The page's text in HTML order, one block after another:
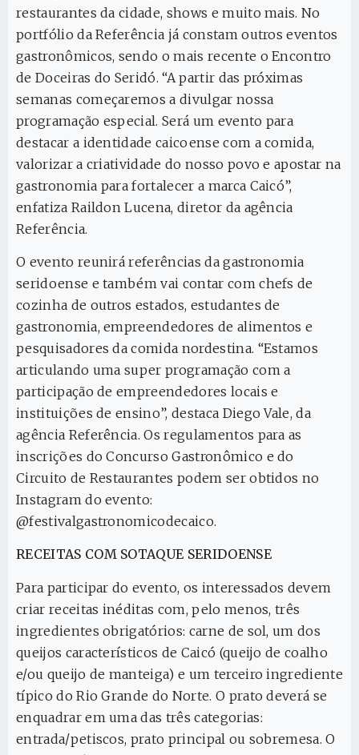
restaurantes da cidade, shows e muito mais. No
portfólio da Referência já constam outros eventos
gastronômicos, sendo o mais recente o Encontro
de Doceiras do Seridó. “A partir das próximas
semanas começaremos a divulgar nossa
programação especial. Será um evento para
destacar a identidade caicoense com a comida,
valorizar a criatividade do nosso povo e apostar na
gastronomia para fortalecer a marca Caicó”,
enfatiza Raildon Lucena, diretor da agência
Referência.
O evento reunirá referências da gastronomia
seridoense e também vai contar com chefs de
cozinha de outros estados, estudantes de
gastronomia, empreendedores de alimentos e
pesquisadores da comida nordestina. “Estamos
articulando uma super programação com a
participação de empreendedores locais e
instituições de ensino”, destaca Diego Vale, da
agência Referência. Os regulamentos para as
inscrições do Concurso Gastronômico e do
Circuito de Restaurantes podem ser obtidos no
Instagram do evento:
@festivalgastronomicodecaico.
RECEITAS COM SOTAQUE SERIDOENSE
Para participar do evento, os interessados devem
criar receitas inéditas com, pelo menos, três
ingredientes obrigatórios: carne de sol, um dos
queijos característicos de Caicó (queijo de coalho
e/ou queijo de manteiga) e um terceiro ingrediente
típico do Rio Grande do Norte. O prato deverá se
enquadrar em uma das três categorias:
entrada/petiscos, prato principal ou sobremesa. O